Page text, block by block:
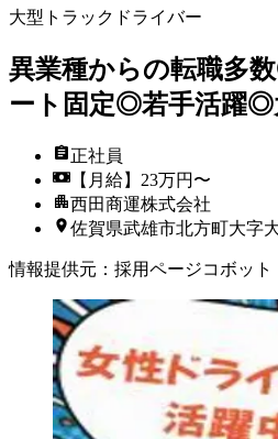
大型トラックドライバー
異業種からの転職多
ート固定◎若手活躍◎
正社員
【月給】23万円〜
西田商運株式会社
佐賀県武雄市北方町大字
情報提供元 ： 採用ページコボット